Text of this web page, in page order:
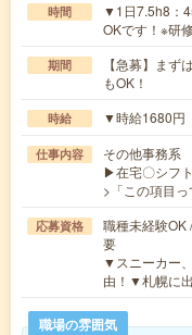
時間
▼1日7.5h8：
OKです！※研
期間
【急募】ま
もOK！
時給 ▼時給1680円
仕事内容
その他事務系
▶在宅〇シフ
>「この項目
応募資格
職種未経験OK
要
▼スニーカー
由！▼札幌に
職場の雰囲気